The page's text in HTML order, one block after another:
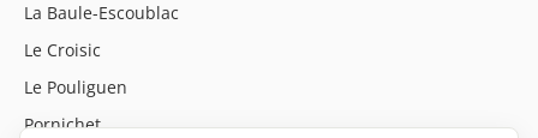
La Baule-Escoublac
Le Croisic
Le Pouliguen
Pornichet